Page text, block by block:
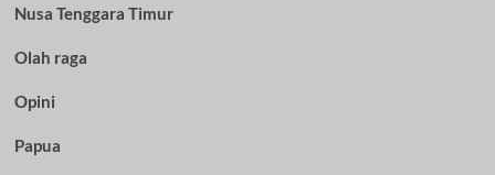
Nusa Tenggara Timur
Olah raga
Opini
Papua